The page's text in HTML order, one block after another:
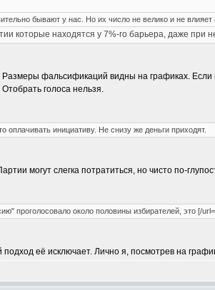
бывают у нас. Но их число не велико и не влияет
которые находятся у 7%-го барьера, даже
Размеры фальсификаций видны на графиках.
голоса нельзя.
оплачивать инициативу. Не снизу же деньги приходят.
могут слегка потратиться, но чисто по-
проголосовало около половины избирателей, это [/
её исключает. Лично я, посмотрев на